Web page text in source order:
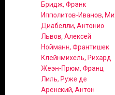
Бридж, Фрэнк
Ипполитов-Иванов,
Диабелли, Антонио
Львов, Алексей
Нойманн, Франтишек
Клейнмихель, Рихард
Жеэн-Прюм, Франц
Лиль, Руже де
Аренский, Антон